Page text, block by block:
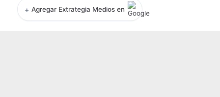
+ Agregar Extrategia Medios en